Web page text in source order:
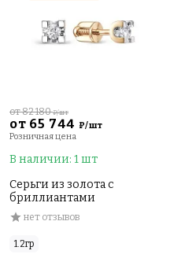
от 65 744 ₽/шт
от 82 180₽/шт
Розничная цена
В наличии: 1 шт
Серьги из золота с
бриллиантами
нет отзывов
1.2гр